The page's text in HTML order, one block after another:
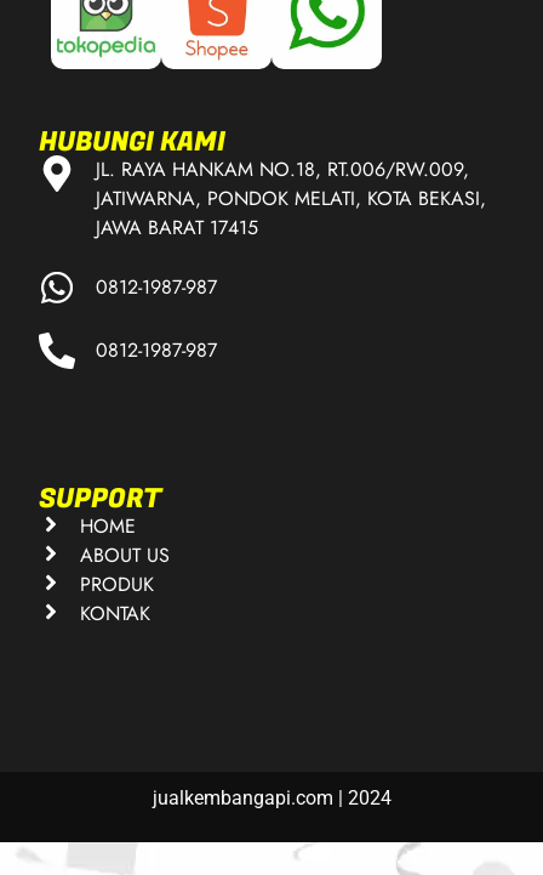
HUBUNGI KAMI
JL. RAYA HANKAM NO.18, RT.006/RW.009,
JATIWARNA, PONDOK MELATI, KOTA BEKASI,
JAWA BARAT 17415
0812-1987-987
0812-1987-987
SUPPORT
HOME
ABOUT US
PRODUK
KONTAK
jualkembangapi.com | 2024